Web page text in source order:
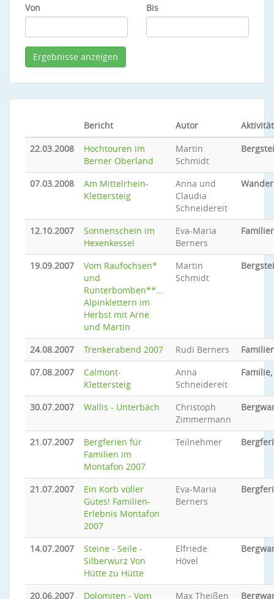
Von
Bis
Bericht Autor
Aktivität
22.03.2008
Hochtouren im
Berner Oberland
Martin
Schmidt
07.03.2008
Am Mittelrhein-
Klettersteig
Anna und
Claudia
Schneidereit
12.10.2007
Sonnenschein im
Hexenkessel
Eva-Maria
Berners
19.09.2007
Vom Raufochsen*
und
Runterbomben**…
Alpinklettern im
Herbst mit Arne
und Martin
Martin
Schmidt
24.08.2007 Trenkerabend 2007 Rudi Berners
07.08.2007
Calmont-
Klettersteig
Anna
Schneidereit
30.07.2007 Wallis - Unterbäch
Christoph
Zimmermann
21.07.2007
Bergferien für
Familien im
Montafon 2007
Teilnehmer
21.07.2007
Ein Korb voller
Gutes! Familien-
Erlebnis Montafon
2007
Eva-Maria
Berners
14.07.2007
Steine - Seile -
Silberwurz Von
Hütte zu Hütte
Elfriede
Hövel
20.06.2007
Dolomiten - Vom
Max Theißen